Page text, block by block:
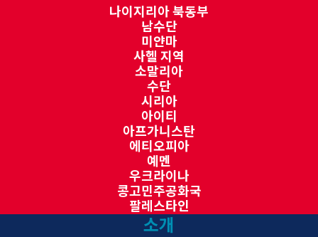
나이지리아 북동부
남수단
미얀마
사헬 지역
소말리아
수단
시리아
아이티
아프가니스탄
에티오피아
예멘
우크라이나
콩고민주공화국
팔레스타인
소개